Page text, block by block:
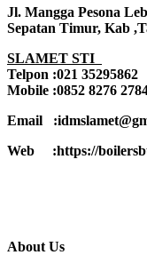
Jl. Mangga Pesona
Sepatan Timur, Kab
SLAMET STI
Telpon :021 35295862
Mobile :0852 8276
Email
Web :https://
About Us